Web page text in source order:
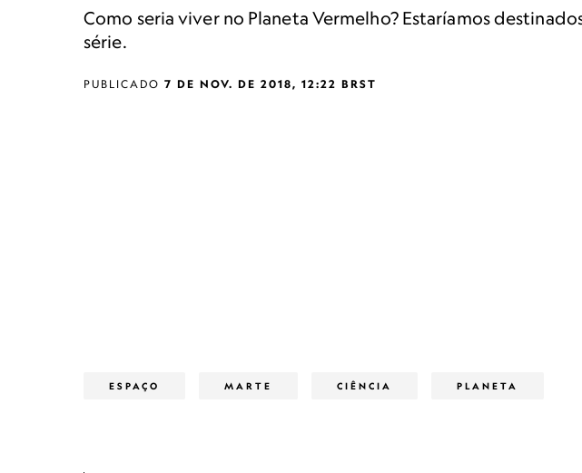
Como seria viver no Planeta Vermelho? Estaríamos
série.
PUBLICADO 7 DE NOV. DE 2018, 12:22 BRST
ESPAÇO MARTE CIÊNCIA PLANETA